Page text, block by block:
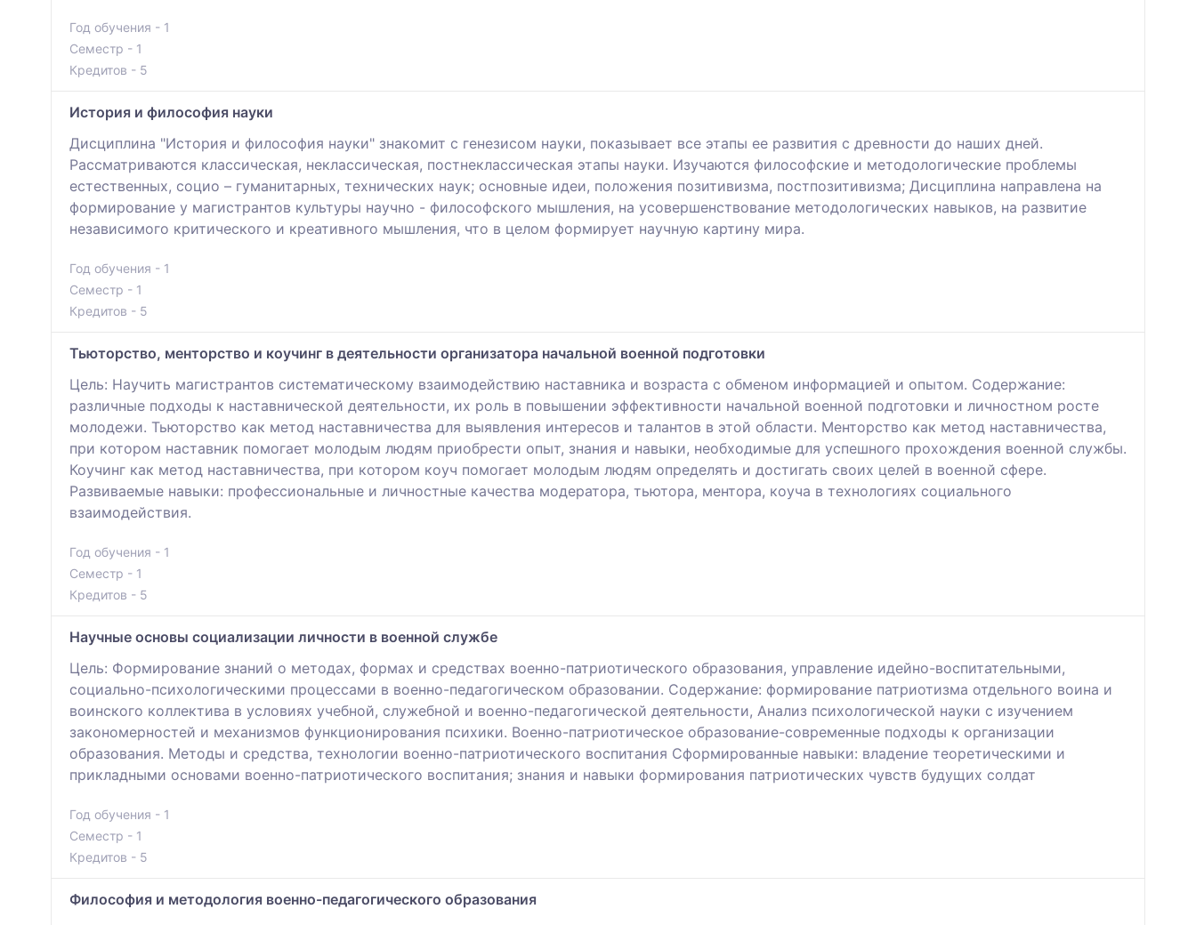
Год обучения - 1
Семестр - 1
Кредитов - 5
История и философия науки
Дисциплина "История и философия науки" знакомит с генезисом науки, показывает все этапы ее развития с древности до наших дней.
Рассматриваются классическая, неклассическая, постнеклассическая этапы науки. Изучаются философские и методологические проблемы
естественных, социо – гуманитарных, технических наук; основные идеи, положения позитивизма, постпозитивизма; Дисциплина направлена на
формирование у магистрантов культуры научно - философского мышления, на усовершенствование методологических навыков, на развитие
независимого критического и креативного мышления, что в целом формирует научную картину мира.
Год обучения - 1
Семестр - 1
Кредитов - 5
Тьюторство, менторство и коучинг в деятельности организатора начальной военной подготовки
Цель: Научить магистрантов систематическому взаимодействию наставника и возраста с обменом информацией и опытом. Содержание:
различные подходы к наставнической деятельности, их роль в повышении эффективности начальной военной подготовки и личностном росте
молодежи. Тьюторство как метод наставничества для выявления интересов и талантов в этой области. Менторство как метод наставничества,
при котором наставник помогает молодым людям приобрести опыт, знания и навыки, необходимые для успешного прохождения военной службы.
Коучинг как метод наставничества, при котором коуч помогает молодым людям определять и достигать своих целей в военной сфере.
Развиваемые навыки: профессиональные и личностные качества модератора, тьютора, ментора, коуча в технологиях социального
взаимодействия.
Год обучения - 1
Семестр - 1
Кредитов - 5
Научные основы социализации личности в военной службе
Цель: Формирование знаний о методах, формах и средствах военно-патриотического образования, управление идейно-воспитательными,
социально-психологическими процессами в военно-педагогическом образовании. Содержание: формирование патриотизма отдельного воина и
воинского коллектива в условиях учебной, служебной и военно-педагогической деятельности, Анализ психологической науки с изучением
закономерностей и механизмов функционирования психики. Военно-патриотическое образование-современные подходы к организации
образования. Методы и средства, технологии военно-патриотического воспитания Сформированные навыки: владение теоретическими и
прикладными основами военно-патриотического воспитания; знания и навыки формирования патриотических чувств будущих солдат
Год обучения - 1
Семестр - 1
Кредитов - 5
Философия и методология военно-педагогического образования